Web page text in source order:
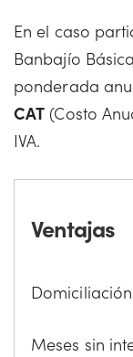
En el caso
Banbajío
ponderada
CAT (Costo
IVA.
Ventajas
Meses sin